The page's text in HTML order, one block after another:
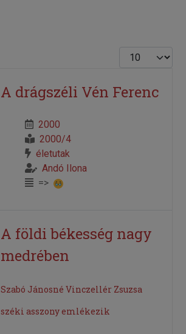
Tételek #
A drágszéli Vén Ferenc
2000
2000/4
életutak
Andó Ilona
=>
A földi békesség nagy
medrében
Szabó Jánosné Vinczellér Zsuzsa
széki asszony emlékezik